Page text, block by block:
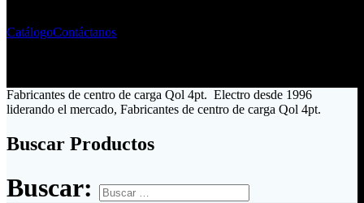
CatálogoContáctanos
Fabricantes de centro de carga Qol 4pt. Electro desde 1996
liderando el mercado, Fabricantes de centro de carga Qol 4pt.
Buscar Productos
Buscar: